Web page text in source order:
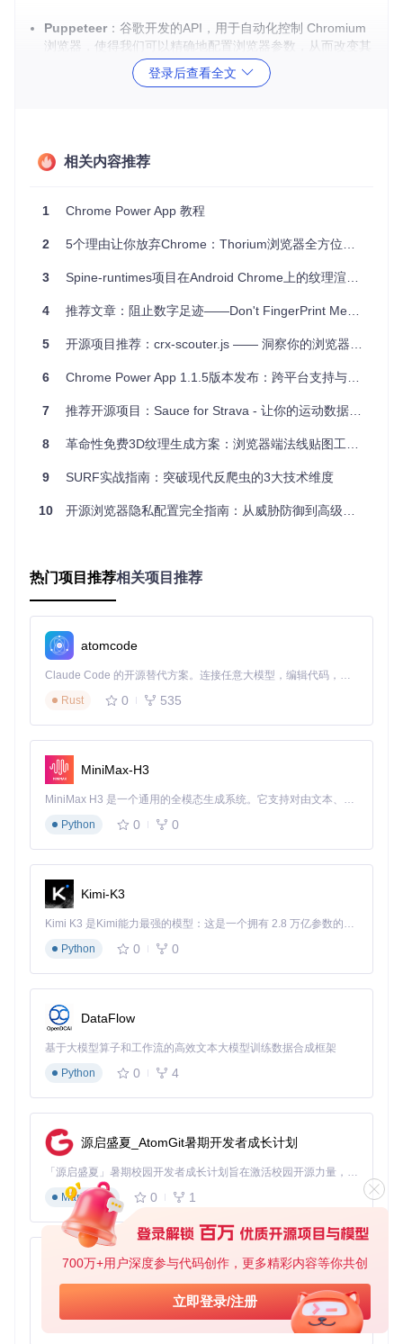
700万+用户深度参与代码创作，更多精彩内容等你共创
立即登录/注册
Puppeteer：谷歌开发的API，用于自动化控制 Chromium
浏览器，使得我们可以精确地配置浏览器参数，从而改变其
：基于Node.js和Chromium的桌面应用框架，让C
用程序更加直观和响应迅速。
时，防止个人信息被追踪。
降低被识别的风险。
识别并封锁的概率。
多窗口管理：创建多个独立的浏览环境，每个都有自己的设
模板导入：可以从预设模板或 AdsPower 数据导入窗口配
即将推出的功能：包括ipv6代理支持、同步操作、Cookie管
如果您对保护您的在线隐私感兴趣，或是需要一个高效的多账
同时，别忘了如果这个项目对您有所帮助，可以通过购买会员
或捐赠支持开发者，让他们能继续提供卓越的技术支持和服
务。
Bitcoin Address:bc1p0uex9rn8nd9uyguulp6r3d3t9kylrk
让我们一起拥抱更安全、更自由的互联网体验，使用Chrome
Power，掌握您的网络身份！
项目地址：https://gitcode.com/gh_mirrors/ch/chrome-
power-app
登录后查看全文
相关内容推荐
1 Chrome Power App 教程
2 5个理由让你放弃Chrome：Thorium浏览器全方位技术解析
3 Spine-runtimes项目在Android Chrome上的纹理渲染问题解析
4 推荐文章：阻止数字足迹——Don't FingerPrint Me（DFPM）浏览器扩展
5 开源项目推荐：crx-scouter.js —— 洞察你的浏览器秘密武器
6 Chrome Power App 1.1.5版本发布：跨平台支持与架构优化
7 推荐开源项目：Sauce for Strava - 让你的运动数据分析更加深入和全面
8 革命性免费3D纹理生成方案：浏览器端法线贴图工具全攻略
9 SURF实战指南：突破现代反爬虫的3大技术维度
10 开源浏览器隐私配置完全指南：从威胁防御到高级策略
热门项目推荐相关项目推荐
atomcode
Claude Code 的开源替代方案。连接任意大模型，编辑代码，运行命令，自动验证 — 全自动执行。用 Rust 构建，极致性能。 ｜ An open-source alternative to Claude Code. Connect any LLM, edit code, run commands, and verify changes — autonomously. Built in Rust for speed. Get Started
Rust
0 535
MiniMax-H3
MiniMax H3 是一个通用的全模态生成系统。它支持对由文本、图像、视频和音频组成的多模态上下文进行统一理解，并能生成分辨率高达 2K、时长可达 15 秒的带原生立体声音频的视频。得益于面向任务泛化的系统设计，H3 在预训练阶段就已具备广泛的多模态上下文理解与生成能力，能够出色地执行复杂的多模态指令。
Python
0 0
Kimi-K3
Kimi K3 是Kimi能力最强的模型：这是一个拥有 2.8 万亿参数的混合专家（MoE）模型，具备原生视觉理解能力，并支持 100 万 token 的上下文窗口。
Python
0 0
DataFlow
基于大模型算子和工作流的高效文本大模型训练数据合成框架
Python
0 4
源启盛夏_AtomGit暑期开发者成长计划
「源启盛夏」暑期校园开发者成长计划旨在激活校园开源力量，通过积分激励、认证扶持、资源倾斜等形式，引导高校组织和开发者完成「入驻 — 建项目 — 做贡献 — 获认证 — 得资源」的完整闭环。无论你是想带领社团入驻平台的组织者，还是希望用代码贡献证明自己的开发者，都能在这里找到属于你的成长路径。
Markdown
0 1
py-xiaozhi
基于Python的Xiaozhi AI，适用于想要完整Xiaozhi体验而无需拥有专用硬件的用户。
Python
0 1